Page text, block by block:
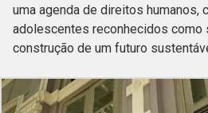
uma agenda de direitos humanos,
adolescentes reconhecidos como
construção de um futuro